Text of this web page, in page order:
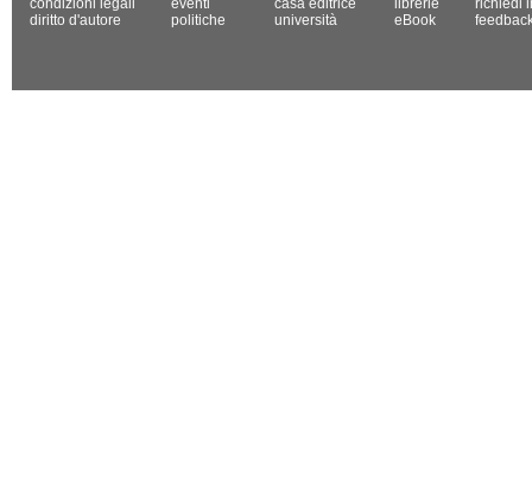
condizioni legali
diritto d'autore
eventi
politiche
casa editrice
università
librerie
eBook
richiedi